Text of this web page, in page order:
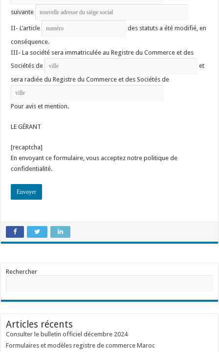
suivante
II- L’article
des statuts a été modifié, en
conséquence.
III- La société sera immatriculée au Registre du Commerce et des
Sociétés de
et
sera radiée du Registre du Commerce et des Sociétés de
Pour avis et mention.
LE GÉRANT
[recaptcha]
En envoyant ce formulaire, vous acceptez notre politique de
confidentialité.
Rechercher
Articles récents
Consulter le bulletin officiel décembre 2024
Formulaires et modèles registre de commerce Maroc